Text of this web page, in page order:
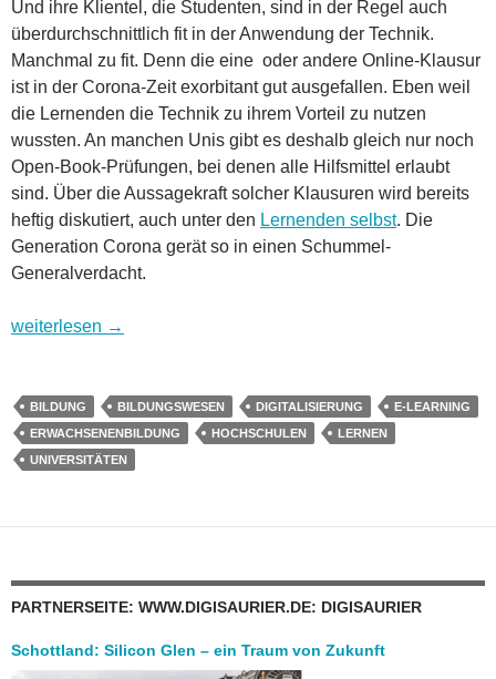
Und ihre Klientel, die Studenten, sind in der Regel auch
überdurchschnittlich fit in der Anwendung der Technik.
Manchmal zu fit. Denn die eine oder andere Online-Klausur
ist in der Corona-Zeit exorbitant gut ausgefallen. Eben weil
die Lernenden die Technik zu ihrem Vorteil zu nutzen
wussten. An manchen Unis gibt es deshalb gleich nur noch
Open-Book-Prüfungen, bei denen alle Hilfsmittel erlaubt
sind. Über die Aussagekraft solcher Klausuren wird bereits
heftig diskutiert, auch unter den Lernenden selbst. Die
Generation Corona gerät so in einen Schummel-
Generalverdacht.
Wohin geht es in Digitalien? Folge 6: Bildungswesen –
weiterlesen →
BILDUNG BILDUNGSWESEN DIGITALISIERUNG
E-LEARNING
ERWACHSENENBILDUNG
HOCHSCHULEN
LERNEN
UNIVERSITÄTEN
PARTNERSEITE: WWW.DIGISAURIER.DE: DIGISAURIER
Schottland: Silicon Glen – ein Traum von Zukunft